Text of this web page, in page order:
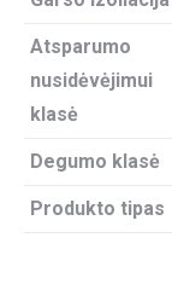
Atsparumo
nusidėvėjimui
klasė
Degumo klasė
Produkto tipas